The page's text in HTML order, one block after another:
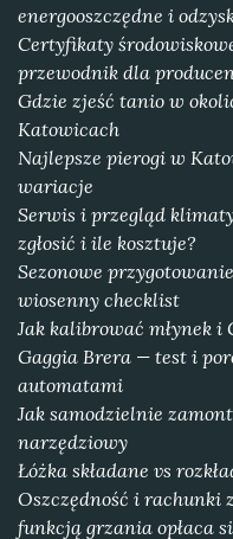
energooszczędne i
Certyfikaty
przewodnik dla
Gdzie zjeść tanio w
Katowicach
Najlepsze pierogi w
wariacje
Serwis i przegląd
zgłosić i ile kosztuje?
Sezonowe
wiosenny checklist
Jak kalibrować młynek
Gaggia Brera — test i
automatami
Jak samodzielnie
narzędziowy
Łóżka składane vs
Oszczędność i
funkcją grzania opłaca